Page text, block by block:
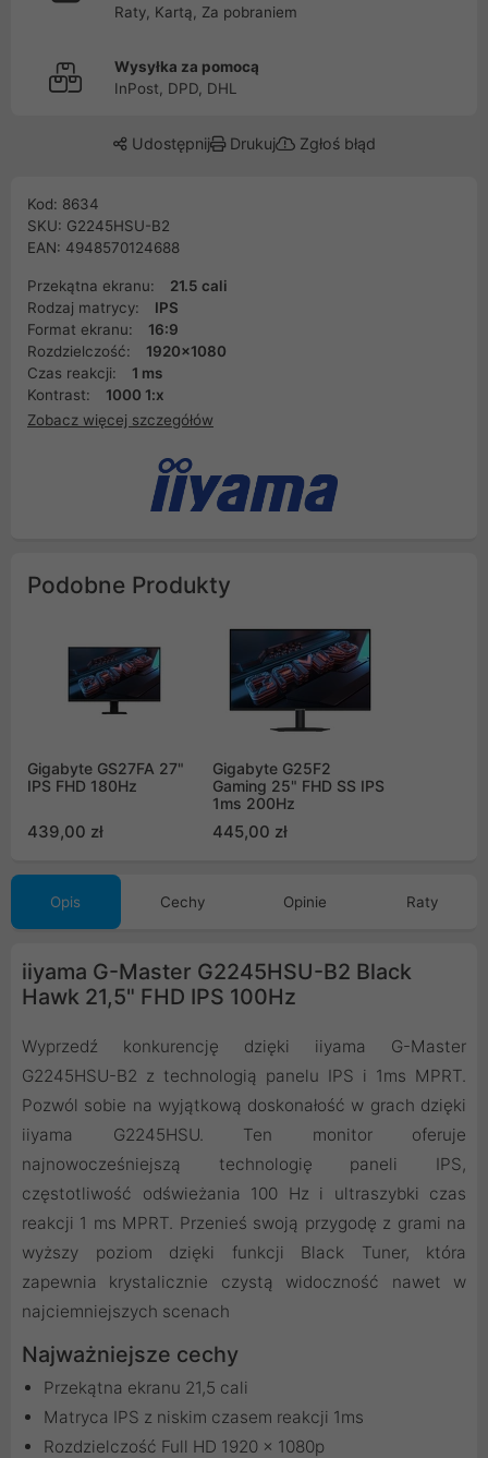
Raty, Kartą, Za pobraniem
Wysyłka za pomocą
InPost, DPD, DHL
Udostępnij Drukuj Zgłoś błąd
Kod: 8634
SKU: G2245HSU-B2
EAN: 4948570124688
Przekątna ekranu:
21.5 cali
Rodzaj matrycy:
IPS
Format ekranu:
16:9
Rozdzielczość:
1920x1080
Czas reakcji:
1 ms
Kontrast:
1000 1:x
Zobacz więcej szczegółów
Podobne Produkty
Gigabyte GS27FA 27"
IPS FHD 180Hz
439,00 zł
Gigabyte G25F2
Gaming 25" FHD SS IPS
1ms 200Hz
445,00 zł
Opis Cechy Opinie Raty
iiyama G-Master G2245HSU-B2 Black
Hawk 21,5" FHD IPS 100Hz
Wyprzedź konkurencję dzięki iiyama G-Master
G2245HSU-B2 z technologią panelu IPS i 1ms MPRT.
Pozwól sobie na wyjątkową doskonałość w grach dzięki
iiyama G2245HSU. Ten monitor oferuje
najnowocześniejszą technologię paneli IPS,
częstotliwość odświeżania 100 Hz i ultraszybki czas
reakcji 1 ms MPRT. Przenieś swoją przygodę z grami na
wyższy poziom dzięki funkcji Black Tuner, która
zapewnia krystalicznie czystą widoczność nawet w
najciemniejszych scenach
Najważniejsze cechy
Przekątna ekranu 21,5 cali
Matryca IPS z niskim czasem reakcji 1ms
Rozdzielczość Full HD 1920 x 1080p